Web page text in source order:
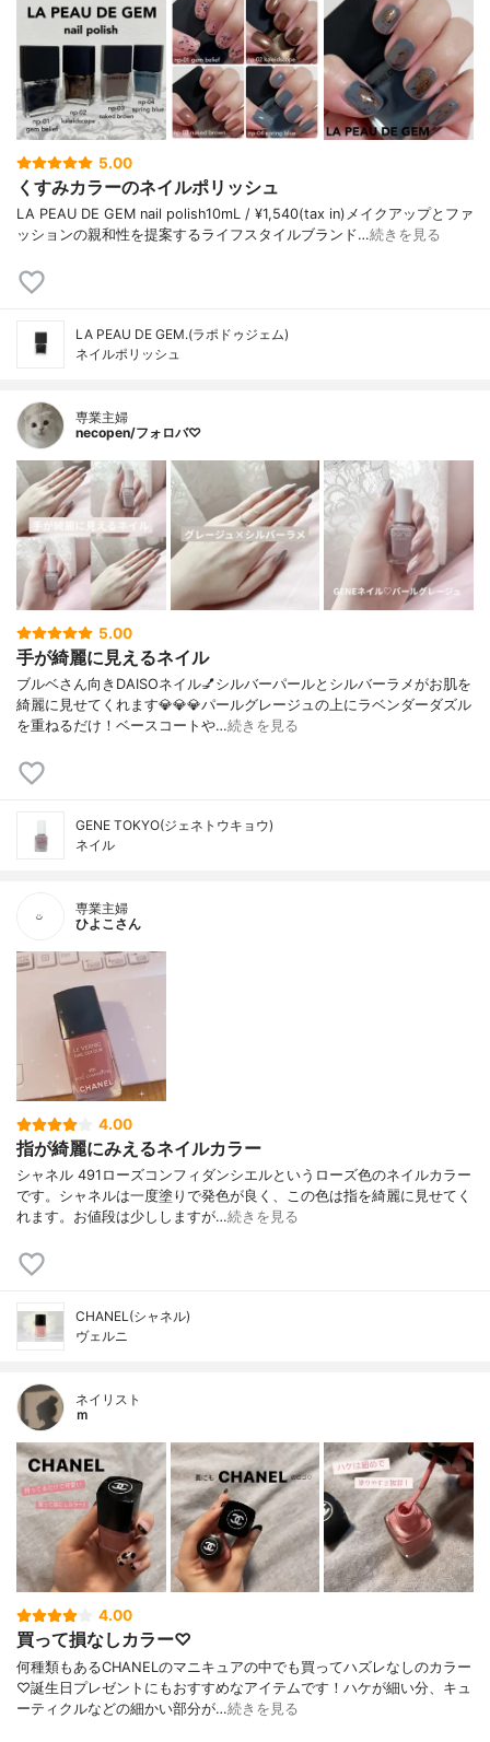
5.00
くすみカラーのネイルポリッシュ
LA PEAU DE GEM nail polish10mL / ¥1,540(tax in)メイクアップとファ
ッションの親和性を提案するライフスタイルブランド…続きを見る
LA PEAU DE GEM.(ラポドゥジェム)
ネイルポリッシュ
専業主婦
necopen/フォロバ♡
5.00
手が綺麗に見えるネイル
ブルベさん向きDAISOネイル💅シルバーパールとシルバーラメがお肌を
綺麗に見せてくれます💎💎💎パールグレージュの上にラベンダーダズル
を重ねるだけ！ベースコートや…続きを見る
GENE TOKYO(ジェネトウキョウ)
ネイル
専業主婦
ひよこさん
4.00
指が綺麗にみえるネイルカラー
シャネル 491ローズコンフィダンシエルというローズ色のネイルカラー
です。シャネルは一度塗りで発色が良く、この色は指を綺麗に見せてく
れます。お値段は少ししますが…続きを見る
CHANEL(シャネル)
ヴェルニ
ネイリスト
ｍ
4.00
買って損なしカラー♡
何種類もあるCHANELのマニキュアの中でも買ってハズレなしのカラー
♡誕生日プレゼントにもおすすめなアイテムです！ハケが細い分、キュ
ーティクルなどの細かい部分が…続きを見る